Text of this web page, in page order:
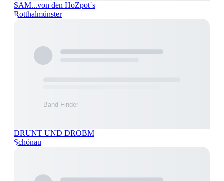
SAM...von den HoZpot´s
Rotthalmünster
DRUNT UND DROBM
Schönau